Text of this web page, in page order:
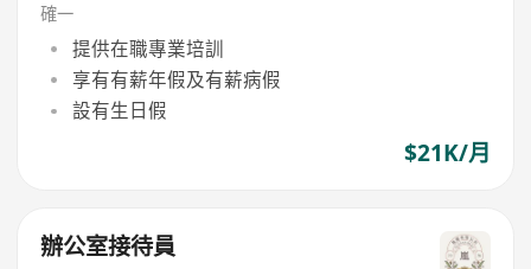
確一
提供在職專業培訓
享有有薪年假及有薪病假
設有生日假
$21K/月
辦公室接待員